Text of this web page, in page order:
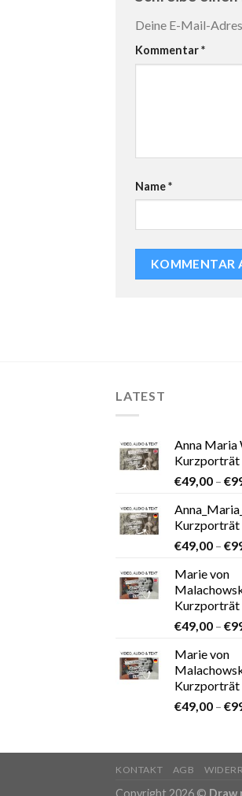
Deine E-Mail-
Kommentar*
Name*
LATEST
Anna Maria
Kurzporträt
€49,00 – €
Kurzporträt
€49,00 – €
Marie von
Kurzporträt
€49,00 – €
Marie von
Kurzporträt
€49,00 – €
KONTAKT AGB
Copyright 2026 © Draw